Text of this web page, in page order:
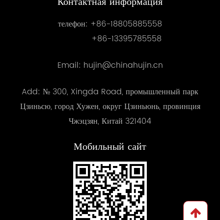
телефон: +86-18805885558
+86-13395785558
Email: hujin@chinahujin.cn
Add: № 300, Xingda Road, промышленный парк
Цзиньсю, город Хужен, округ Цзиньюнь, провинция
Чжэцзян, Китай 321404
Мобильный сайт